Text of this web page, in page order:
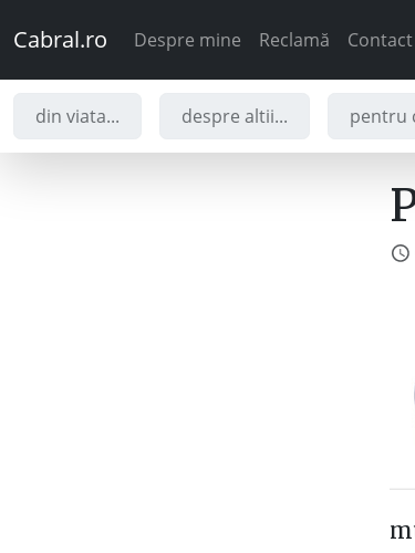
Cabral.ro Despre mine Reclamă Contact
din viata... despre altii... pentru